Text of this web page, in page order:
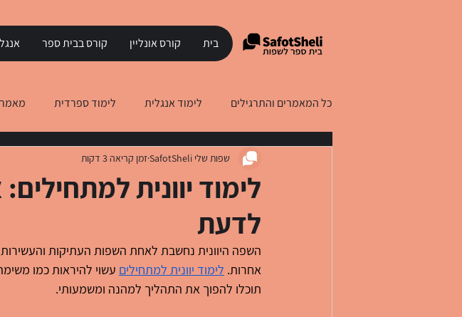
בית קורס אונליין קורס בבית ספר
כל המאמרים והתרגילים לימוד אנגלית לימוד ספרדית
לימוד עברית לדוברי רוסית לימוד יוונית הבנת הנקרא
לימוד יוונית
לדעת
שפות שלי SafotSheli זמן קריאה 3 דקות
השפה היוונית נחשבת לאחת השפות העתיקות
אחרות. לימוד יוונית למתחילים עשוי להיראות כמו
תוכלו להפוך את התהליך למהנה ומשמעותי.